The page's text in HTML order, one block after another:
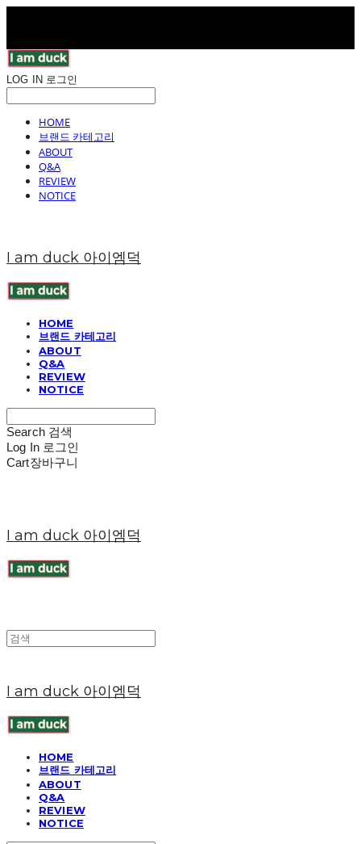
LOG IN 로그인
HOME
브랜드 카테고리
ABOUT
Q&A
REVIEW
NOTICE
I am duck 아이엠덕
HOME
브랜드 카테고리
ABOUT
Q&A
REVIEW
NOTICE
Search 검색
Log In 로그인
Cart장바구니
I am duck 아이엠덕
I am duck 아이엠덕
HOME
브랜드 카테고리
ABOUT
Q&A
REVIEW
NOTICE